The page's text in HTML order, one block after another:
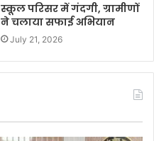
स्कूल परिसर में गंदगी, ग्रामीणों
ने चलाया सफाई अभियान
July 21, 2026